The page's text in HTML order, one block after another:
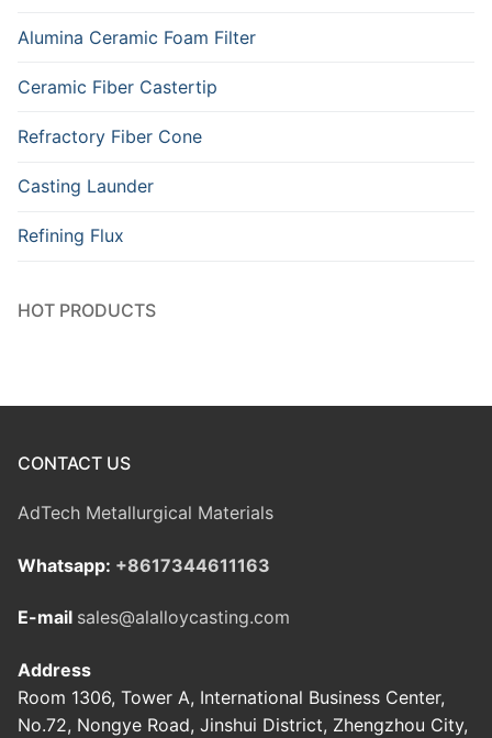
Alumina Ceramic Foam Filter
Ceramic Fiber Castertip
Refractory Fiber Cone
Casting Launder
Refining Flux
HOT PRODUCTS
CONTACT US
AdTech Metallurgical Materials
Whatsapp: +8617344611163
E-mail sales@alalloycasting.com
Address
Room 1306, Tower A, International Business Center,
No.72, Nongye Road, Jinshui District, Zhengzhou City,